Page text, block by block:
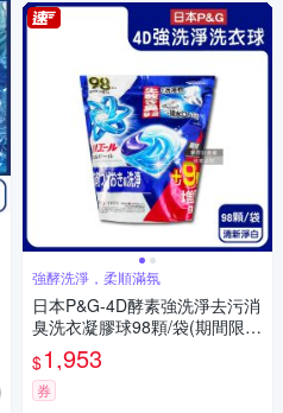
強酵洗淨，柔順滿氛
日本P&G-4D酵素強洗淨去污消
臭洗衣凝膠球98顆/袋(期間限定
增量版, Ariel室內晾曬洗衣槽防
霉,Bold持香柔順抗褶皺,不挑機
型洗衣膠囊補充包)
$1,953
券